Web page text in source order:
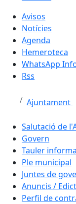
Avisos
Notícies
Agenda
Hemeroteca
WhatsApp
Rss
Ajuntament
Salutació de
Govern
Tauler
Ple municipal
Juntes de
Anuncis /
Perfil de